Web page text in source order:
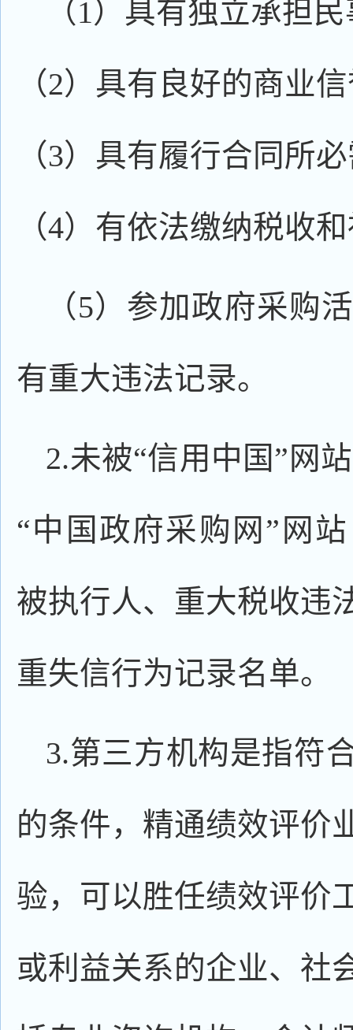
（1）具有独立承担
（2）具有良好的商业
（3）具有履行合同所
（4）有依法缴纳税收
（5）参加政府采购
有重大违法记录。
2.未被“信用中国”网
“中国政府采购网”网站
被执行人、重大税收违
重失信行为记录名单。
3.第三方机构是指符
的条件，精通绩效评价
验，可以胜任绩效评价
或利益关系的企业、社